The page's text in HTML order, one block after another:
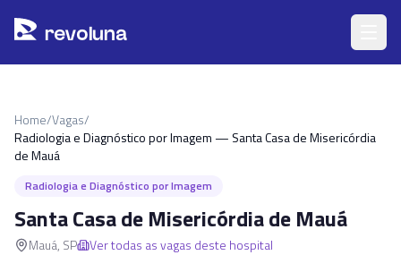
revoluna
Home/Vagas/
Radiologia e Diagnóstico por Imagem — Santa Casa de Misericórdia
de Mauá
Radiologia e Diagnóstico por Imagem
Santa Casa de Misericórdia de Mauá
Mauá, SP Ver todas as vagas deste hospital